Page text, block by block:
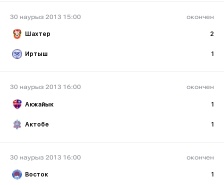
30 наурыз 2013 15:00 окончен
Шахтер 2
Иртыш 1
30 наурыз 2013 16:00 окончен
Акжайык 1
Актобе 1
30 наурыз 2013 16:00 окончен
Восток 1